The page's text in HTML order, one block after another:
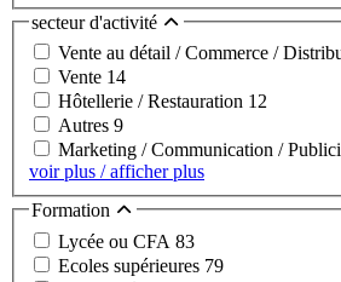
secteur d'activité
Vente au détail / Commerce /
Vente 14
Hôtellerie / Restauration 12
Autres 9
Marketing / Communication /
voir plus / afficher plus
Formation
Lycée ou CFA 83
Ecoles supérieures 79